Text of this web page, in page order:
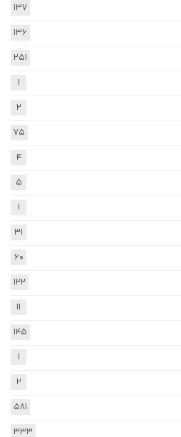
137
136
251
1
2
75
4
5
1
31
60
122
11
145
1
2
581
333